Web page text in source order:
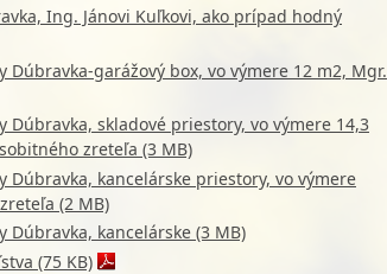
Ing. Jánovi Kuľkovi, ako prípad hodný
garážový box, vo výmere 12 m2, Mgr.
skladové priestory, vo výmere 14,3
zreteľa (3 MB)
kancelárske priestory, vo výmere
(2 MB)
kancelárske (3 MB)
(75 KB)